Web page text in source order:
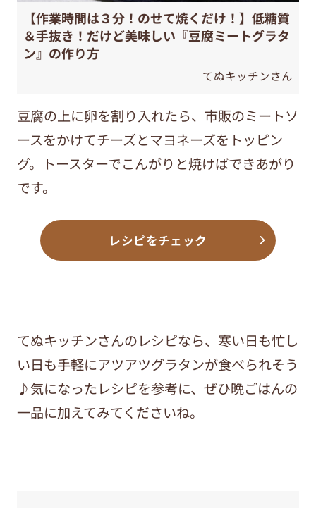
【作業時間は３分！のせて焼くだけ！】低糖質
＆手抜き！だけど美味しい『豆腐ミートグラタ
ン』の作り方
てぬキッチンさん
豆腐の上に卵を割り入れたら、市販のミートソ
ースをかけてチーズとマヨネーズをトッピン
グ。トースターでこんがりと焼けばできあがり
です。
レシピをチェック
てぬキッチンさんのレシピなら、寒い日も忙し
い日も手軽にアツアツグラタンが食べられそう
♪気になったレシピを参考に、ぜひ晩ごはんの
一品に加えてみてくださいね。